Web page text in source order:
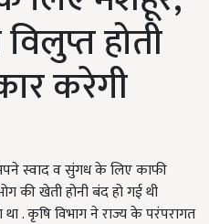
होती
करेगी
स्वाद व सुंगध के लिए काफी
की खेती होनी बंद हो गई थी
. कृषि विभाग ने राज्य के परंपरागत